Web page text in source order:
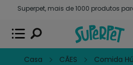
Casa CÃES
Comida
Superpet, comida para
APP GRATIS - En Google Play